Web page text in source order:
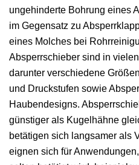
ungehinderte Bohrung eines
im Gegensatz zu
eines Molches bei
Absperrschieber sind in
darunter verschiedene
und Druckstufen sowie
Haubendesigns.
günstiger als Kugelhähne
betätigen sich langsamer als
eignen sich für